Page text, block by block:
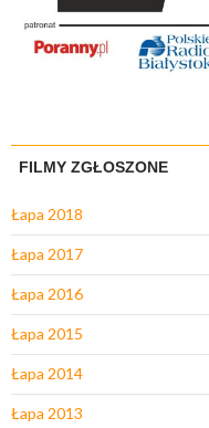
FILMY ZGŁOSZONE
Łapa 2018
Łapa 2017
Łapa 2016
Łapa 2015
Łapa 2014
Łapa 2013